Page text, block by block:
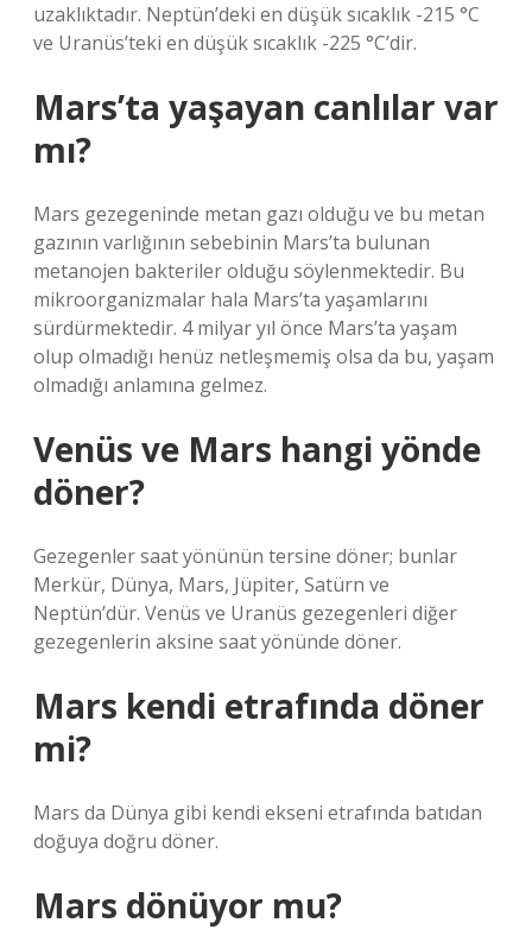
uzaklıktadır. Neptün’deki en düşük sıcaklık -215 °C
ve Uranüs’teki en düşük sıcaklık -225 °C’dir.
Mars’ta yaşayan canlılar var
mı?
Mars gezegeninde metan gazı olduğu ve bu metan
gazının varlığının sebebinin Mars’ta bulunan
metanojen bakteriler olduğu söylenmektedir. Bu
mikroorganizmalar hala Mars’ta yaşamlarını
sürdürmektedir. 4 milyar yıl önce Mars’ta yaşam
olup olmadığı henüz netleşmemiş olsa da bu, yaşam
olmadığı anlamına gelmez.
Venüs ve Mars hangi yönde
döner?
Gezegenler saat yönünün tersine döner; bunlar
Merkür, Dünya, Mars, Jüpiter, Satürn ve
Neptün’dür. Venüs ve Uranüs gezegenleri diğer
gezegenlerin aksine saat yönünde döner.
Mars kendi etrafında döner
mi?
Mars da Dünya gibi kendi ekseni etrafında batıdan
doğuya doğru döner.
Mars dönüyor mu?